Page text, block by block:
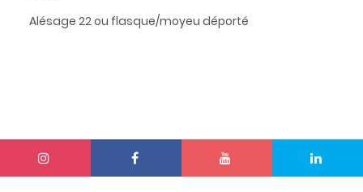
Alésage 22 ou flasque/moyeu déporté